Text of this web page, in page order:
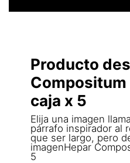
Producto
Compositum
caja x 5
Elija una imagen
párrafo inspirador al
que ser largo, pero
imagenHepar
5